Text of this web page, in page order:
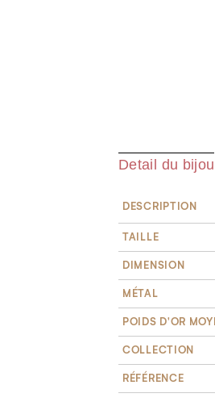
Detail du bijou
DESCRIPTION
TAILLE
DIMENSION
MÉTAL
POIDS D'OR
COLLECTION
RÉFÉRENCE